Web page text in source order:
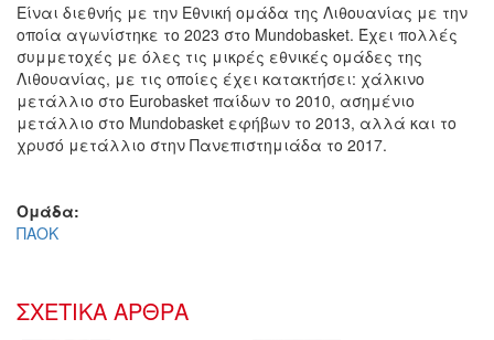
Είναι διεθνής με την Εθνική ομάδα της Λιθουανίας με την
οποία αγωνίστηκε το 2023 στο Mundobasket. Έχει πολλές
συμμετοχές με όλες τις μικρές εθνικές ομάδες της
Λιθουανίας, με τις οποίες έχει κατακτήσει: χάλκινο
μετάλλιο στο Eurobasket παίδων το 2010, ασημένιο
μετάλλιο στο Mundobasket εφήβων το 2013, αλλά και το
χρυσό μετάλλιο στην Πανεπιστημιάδα το 2017.
Ομάδα:
ΠΑΟΚ
ΣΧΕΤΙΚΑ ΑΡΘΡΑ